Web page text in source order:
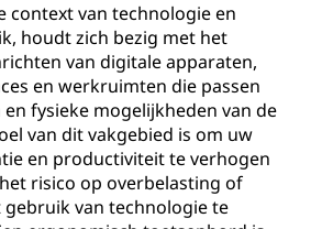
context van technologie en
houdt zich bezig met het
van digitale apparaten,
en werkruimten die passen
fysieke mogelijkheden van de
van dit vakgebied is om uw
en productiviteit te verhogen
risico op overbelasting of
van technologie te